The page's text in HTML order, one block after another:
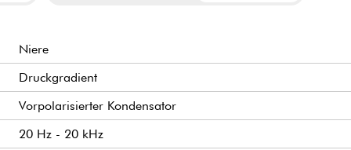
Niere
Druckgradient
Vorpolarisierter Kondensator
20 Hz - 20 kHz